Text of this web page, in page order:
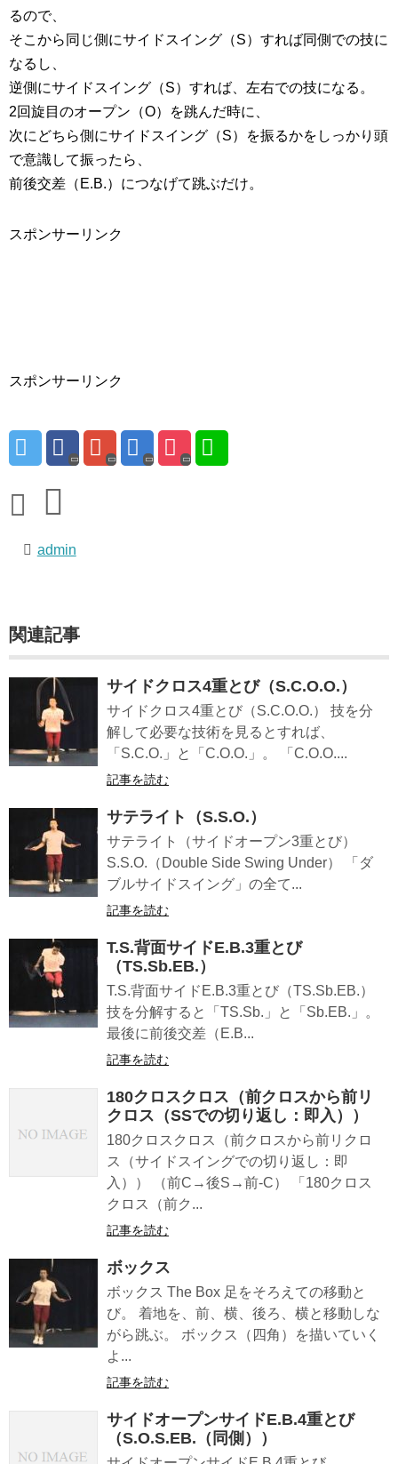
るので、
そこから同じ側にサイドスイング（S）すれば同側での技に
なるし、
逆側にサイドスイング（S）すれば、左右での技になる。
2回旋目のオープン（O）を跳んだ時に、
次にどちら側にサイドスイング（S）を振るかをしっかり頭
で意識して振ったら、
前後交差（E.B.）につなげて跳ぶだけ。
スポンサーリンク
スポンサーリンク
admin
関連記事
サイドクロス4重とび（S.C.O.O.）
サイドクロス4重とび（S.C.O.O.） 技を分
解して必要な技術を見るとすれば、
「S.C.O.」と「C.O.O.」。 「C.O.O....
記事を読む
サテライト（S.S.O.）
サテライト（サイドオープン3重とび）
S.S.O.（Double Side Swing Under） 「ダ
ブルサイドスイング」の全て...
記事を読む
T.S.背面サイドE.B.3重とび
（TS.Sb.EB.）
T.S.背面サイドE.B.3重とび（TS.Sb.EB.）
技を分解すると「TS.Sb.」と「Sb.EB.」。
最後に前後交差（E.B...
記事を読む
180クロスクロス（前クロスから前リ
クロス（SSでの切り返し：即入））
180クロスクロス（前クロスから前リクロ
ス（サイドスイングでの切り返し：即
入）） （前C→後S→前-C） 「180クロス
クロス（前ク...
記事を読む
ボックス
ボックス The Box 足をそろえての移動と
び。 着地を、前、横、後ろ、横と移動しな
がら跳ぶ。 ボックス（四角）を描いていく
よ...
記事を読む
サイドオープンサイドE.B.4重とび
（S.O.S.EB.（同側））